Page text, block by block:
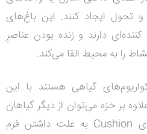
تحول ایجاد کنند. این باغ‌های
کننده‌ای دارند و زنده بودن عناصرِ
را به محیط القا می‌کند.
گیاهی هستند با این
بر خزه می‌توان از دیگر گیاهان
زنده نیز استفاده کرد. خزه‌های Cushion به علت داشتن فرم